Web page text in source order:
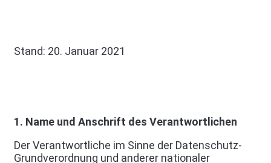
Stand: 20. Januar 2021
1. Name und Anschrift des Verantwortlichen
Der Verantwortliche im Sinne der Datenschutz-
Grundverordnung und anderer nationaler